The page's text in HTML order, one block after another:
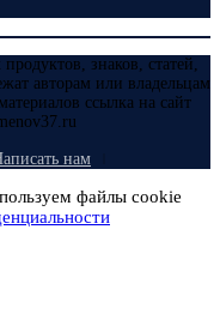
знаков, статей,
авторам или владельцам
ссылка на сайт
нам
файлы cookie